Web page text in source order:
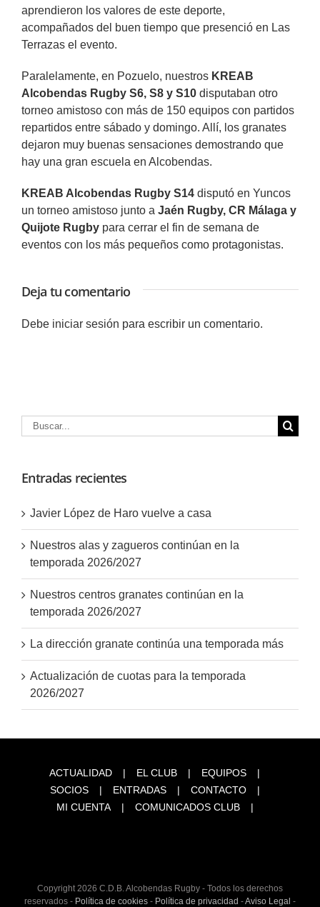
aprendieron los valores de este deporte,
acompañados del buen tiempo que presenció en Las
Terrazas el evento.
Paralelamente, en Pozuelo, nuestros KREAB
Alcobendas Rugby S6, S8 y S10 disputaban otro
torneo amistoso con más de 150 equipos con partidos
repartidos entre sábado y domingo. Allí, los granates
dejaron muy buenas sensaciones demostrando que
hay una gran escuela en Alcobendas.
KREAB Alcobendas Rugby S14 disputó en Yuncos
un torneo amistoso junto a Jaén Rugby, CR Málaga y
Quijote Rugby para cerrar el fin de semana de
eventos con los más pequeños como protagonistas.
Deja tu comentario
Debe iniciar sesión para escribir un comentario.
Buscar:
Entradas recientes
Javier López de Haro vuelve a casa
Nuestros alas y zagueros continúan en la
temporada 2026/2027
Nuestros centros granates continúan en la
temporada 2026/2027
La dirección granate continúa una temporada más
Actualización de cuotas para la temporada
2026/2027
ACTUALIDAD EL CLUB
EQUIPOS
SOCIOS
ENTRADAS
CONTACTO
MI CUENTA
COMUNICADOS CLUB
Copyright 2026 C.D.B. Alcobendas Rugby - Todos los derechos
reservados - Política de cookies - Política de privacidad -Aviso Legal -